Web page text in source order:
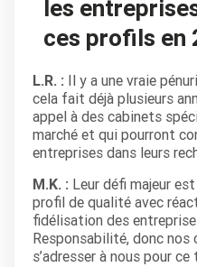
les
ces profils en
L.R. : Il y a une vraie
cela fait déjà plusieurs
appel à des cabinets
marché et qui pourront
entreprises dans leurs
M.K. : Leur défi majeur
profil de qualité avec
fidélisation des
Responsabilité, donc nos
s’adresser à nous pour